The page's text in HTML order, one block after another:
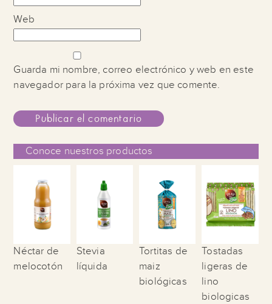
Web
Guarda mi nombre, correo electrónico y web en este
navegador para la próxima vez que comente.
Conoce nuestros productos
Néctar de
melocotón
Stevia
líquida
Tortitas de
maiz
biológicas
Tostadas
ligeras de
lino
biologicas